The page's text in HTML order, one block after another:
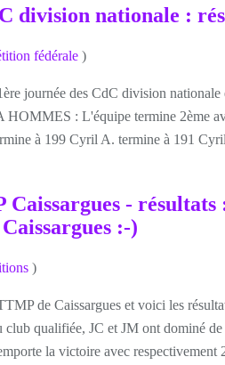
division nationale :
fédérale )
journée des CdC division nationale
HOMMES : L'équipe termine 2ème
à 199 Cyril A. termine à 191
Caissargues -
:-)
)
de Caissargues et voici les
qualifiée, JC et JM ont dominé de
la victoire avec respectivement